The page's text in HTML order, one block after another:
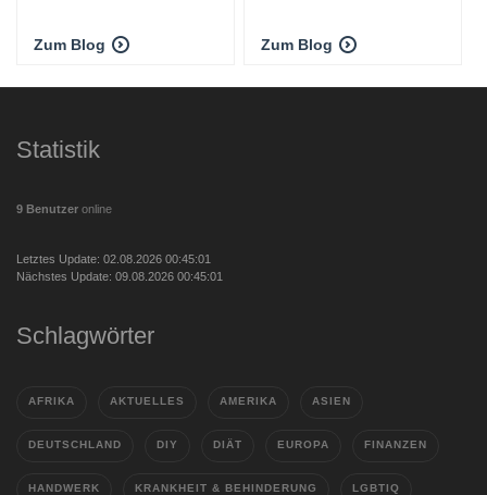
Zum Blog Zum Blog
Statistik
9 Benutzer online
Letztes Update: 02.08.2026 00:45:01
Nächstes Update: 09.08.2026 00:45:01
Schlagwörter
AFRIKA AKTUELLES AMERIKA ASIEN
DEUTSCHLAND DIY DIÄT EUROPA FINANZEN
HANDWERK KRANKHEIT & BEHINDERUNG LGBTIQ